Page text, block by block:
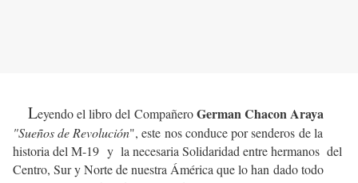
Leyendo el libro del CompañeroGerman Chacon Araya
"Sueños de Revolución", este nos conduce por senderos de la
historia del M-19 y la necesaria Solidaridad entre hermanos del
Centro, Sur y Norte de nuestra Ámérica que lo han dado todo